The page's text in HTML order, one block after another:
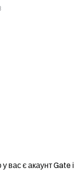
вас є акаунт Gate і